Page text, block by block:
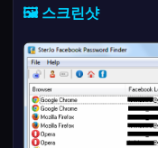
🖼️ 스크린샷